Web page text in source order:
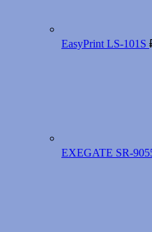
EasyPrint LS-101S
EXEGATE SR-